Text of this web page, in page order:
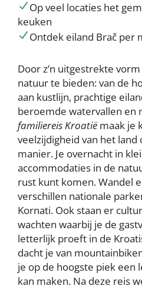
Op veel locaties het
keuken
Ontdek eiland Brač per
Door z’n uitgestrekte
natuur te bieden: van de
aan kustlijn, prachtige
beroemde watervallen en
familiereis Kroatië maak je
veelzijdigheid van het
manier. Je overnacht in
accommodaties in de
rust kunt komen. Wandel
verschillen nationale
Kornati. Ook staan er
wachten waarbij je de
letterlijk proeft in de
dacht je van
je op de hoogste piek een
kan maken. Na deze reis